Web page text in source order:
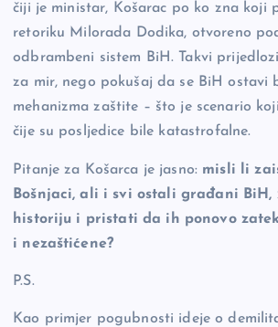
čiji je ministar, Košarac po ko zna koji
retoriku Milorada Dodika, otvoreno
odbrambeni sistem BiH. Takvi
za mir, nego pokušaj da se BiH ostavi
mehanizma zaštite – što je scenario
čije su posljedice bile katastrofalne.
Pitanje za Košarca je jasno: misli li
Bošnjaci, ali i svi ostali građani
historiju i pristati da ih ponovo
i nezaštićene?
P.S.
Kao primjer pogubnosti ideje o